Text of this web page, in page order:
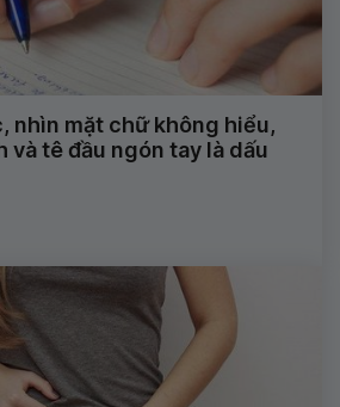
nhìn mặt chữ không hiểu,
và tê đầu ngón tay là dấu